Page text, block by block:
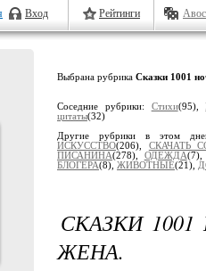
Вход Рейтинги
Выбрана рубрика Сказки 1001
Соседние рубрики: Стихи(95),
цитаты(32)
Другие рубрики в этом
ИСКУССТВО(206), СКАЧАТЬ
ПИСАНИНА(278), ОДЕЖДА
БЛОГЕРА(8), ЖИВОТНЫЕ(21),
СКАЗКИ
ЖЕНА.